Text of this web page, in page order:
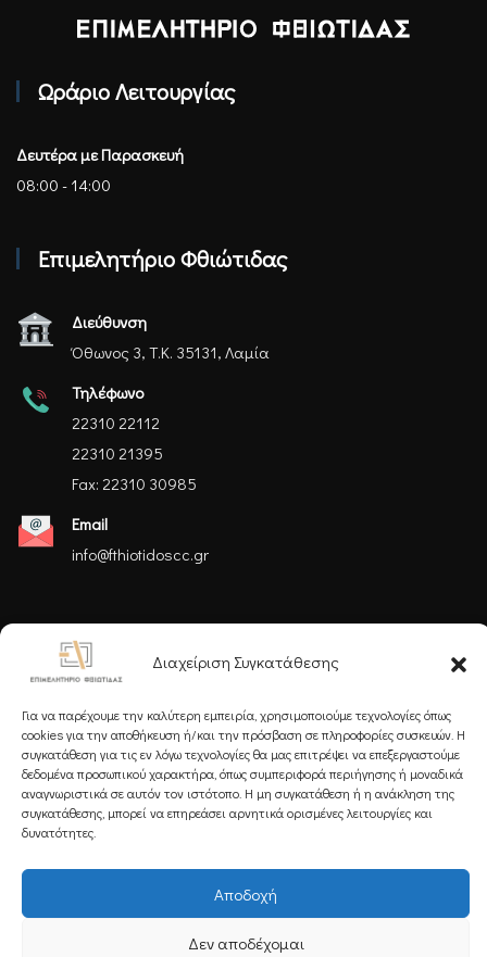
Διαχείριση Συγκατάθεσης
Για να παρέχουμε την καλύτερη εμπειρία, χρησιμοποιούμε τεχνολογίες όπως
cookies για την αποθήκευση ή/και την πρόσβαση σε πληροφορίες συσκευών. Η
συγκατάθεση για τις εν λόγω τεχνολογίες θα μας επιτρέψει να επεξεργαστούμε
δεδομένα προσωπικού χαρακτήρα, όπως συμπεριφορά περιήγησης ή μοναδικά
αναγνωριστικά σε αυτόν τον ιστότοπο. Η μη συγκατάθεση ή η ανάκληση της
συγκατάθεσης, μπορεί να επηρεάσει αρνητικά ορισμένες λειτουργίες και
δυνατότητες.
Αποδοχή
Δεν αποδέχομαι
Ωράριο Λειτουργίας
Δευτέρα με Παρασκευή
08:00 - 14:00
Επιμελητήριο Φθιώτιδας
Διεύθυνση
Όθωνος 3, Τ.Κ. 35131, Λαμία
Τηλέφωνο
22310 22112
22310 21395
Fax: 22310 30985
Email
info@fthiotidoscc.gr
Ακολουθήστε μας
Εγγραφείτε στο Newsletter μας